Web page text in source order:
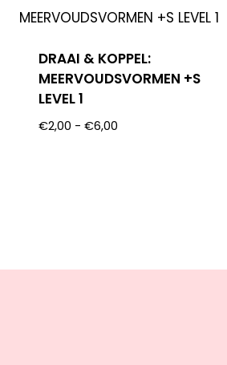
DRAAI & KOPPEL:
MEERVOUDSVORMEN +S
LEVEL 1
€2,00 - €6,00